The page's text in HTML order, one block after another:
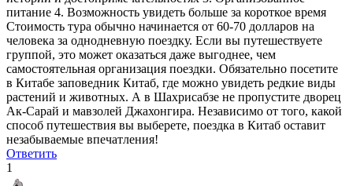
питание 4. Возможность увидеть больше за короткое время
Стоимость тура обычно начинается от 60-70 долларов на
человека за однодневную поездку. Если вы путешествуете
группой, это может оказаться даже выгоднее, чем
самостоятельная организация поездки. Обязательно посетите
в Китабе заповедник Китаб, где можно увидеть редкие виды
растений и животных. А в Шахрисабзе не пропустите дворец
Ак-Сарай и мавзолей Джахонгира. Независимо от того, какой
способ путешествия вы выберете, поездка в Китаб оставит
незабываемые впечатления!
Ответить
1